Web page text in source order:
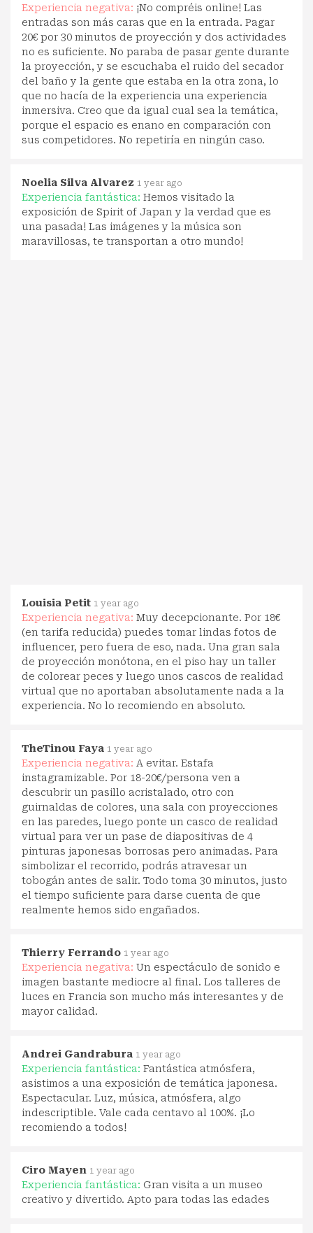
Experiencia negativa: ¡No compréis online! Las
entradas son más caras que en la entrada. Pagar
20€ por 30 minutos de proyección y dos actividades
no es suficiente. No paraba de pasar gente durante
la proyección, y se escuchaba el ruido del secador
del baño y la gente que estaba en la otra zona, lo
que no hacía de la experiencia una experiencia
inmersiva. Creo que da igual cual sea la temática,
porque el espacio es enano en comparación con
sus competidores. No repetiría en ningún caso.
Noelia Silva Alvarez 1 year ago
Experiencia fantástica: Hemos visitado la
exposición de Spirit of Japan y la verdad que es
una pasada! Las imágenes y la música son
maravillosas, te transportan a otro mundo!
Louisia Petit 1 year ago
Experiencia negativa: Muy decepcionante. Por 18€
(en tarifa reducida) puedes tomar lindas fotos de
influencer, pero fuera de eso, nada. Una gran sala
de proyección monótona, en el piso hay un taller
de colorear peces y luego unos cascos de realidad
virtual que no aportaban absolutamente nada a la
experiencia. No lo recomiendo en absoluto.
TheTinou Faya 1 year ago
Experiencia negativa: A evitar. Estafa
instagramizable. Por 18-20€/persona ven a
descubrir un pasillo acristalado, otro con
guirnaldas de colores, una sala con proyecciones
en las paredes, luego ponte un casco de realidad
virtual para ver un pase de diapositivas de 4
pinturas japonesas borrosas pero animadas. Para
simbolizar el recorrido, podrás atravesar un
tobogán antes de salir. Todo toma 30 minutos, justo
el tiempo suficiente para darse cuenta de que
realmente hemos sido engañados.
Thierry Ferrando 1 year ago
Experiencia negativa: Un espectáculo de sonido e
imagen bastante mediocre al final. Los talleres de
luces en Francia son mucho más interesantes y de
mayor calidad.
Andrei Gandrabura 1 year ago
Experiencia fantástica: Fantástica atmósfera,
asistimos a una exposición de temática japonesa.
Espectacular. Luz, música, atmósfera, algo
indescriptible. Vale cada centavo al 100%. ¡Lo
recomiendo a todos!
Ciro Mayen 1 year ago
Experiencia fantástica: Gran visita a un museo
creativo y divertido. Apto para todas las edades